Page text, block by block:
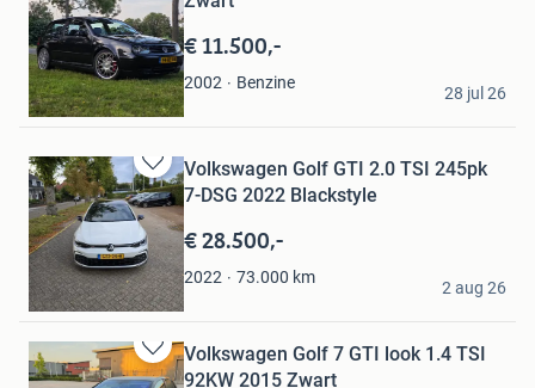
Mijn
Favorieten€ 11.500,-
2002 Benzine
jaap
Oude Pekela
28 jul 26
Bewaren
in
Mijn
Favorieten
Volkswagen Golf GTI 2.0 TSI 245pk
7-DSG 2022 Blackstyle
€ 28.500,-
2022 73.000 km
Rick
Enschede
2 aug 26
Bewaren
Volkswagen Golf 7 GTI look 1.4 TSI
92KW 2015 Zwart